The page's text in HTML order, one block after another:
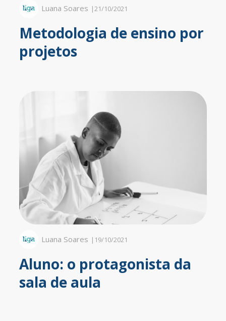
Luana Soares |21/10/2021
Metodologia de ensino por
projetos
Luana Soares | 19/10/2021
Aluno: o protagonista da
sala de aula